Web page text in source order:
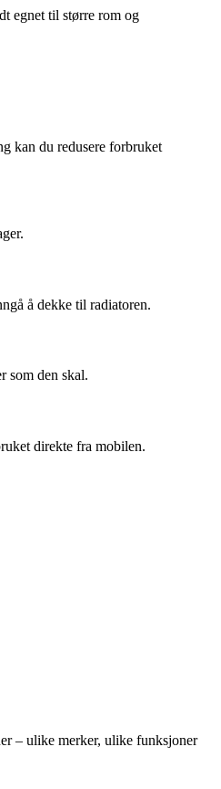
egnet til større rom og
kan du redusere forbruket
å dekke til radiatoren.
som den skal.
direkte fra mobilen.
– ulike merker, ulike funksjoner